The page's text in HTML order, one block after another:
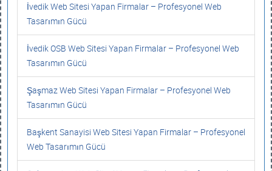
İvedik Web Sitesi Yapan Firmalar – Profesyonel Web
Tasarımın Gücü
İvedik OSB Web Sitesi Yapan Firmalar – Profesyonel Web
Tasarımın Gücü
Şaşmaz Web Sitesi Yapan Firmalar – Profesyonel Web
Tasarımın Gücü
Başkent Sanayisi Web Sitesi Yapan Firmalar – Profesyonel
Web Tasarımın Gücü